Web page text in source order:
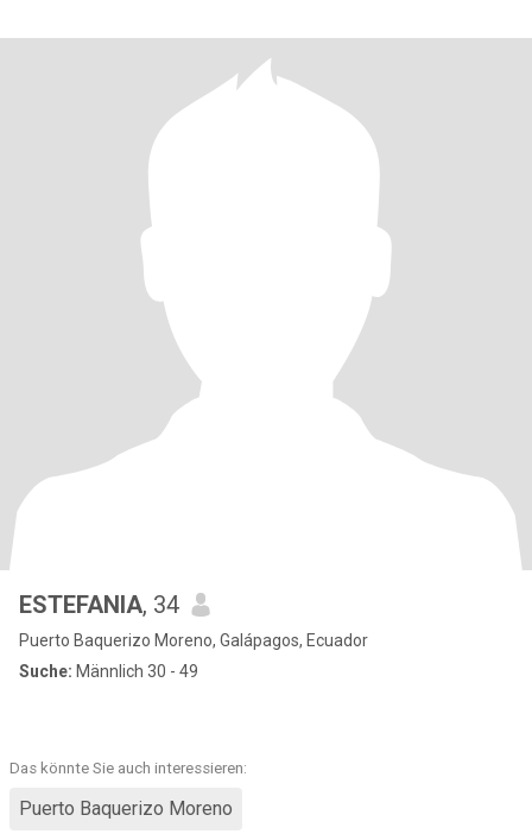
ESTEFANIA, 34
Puerto Baquerizo Moreno, Galápagos, Ecuador
Suche: Männlich 30 - 49
Das könnte Sie auch interessieren:
Puerto Baquerizo Moreno